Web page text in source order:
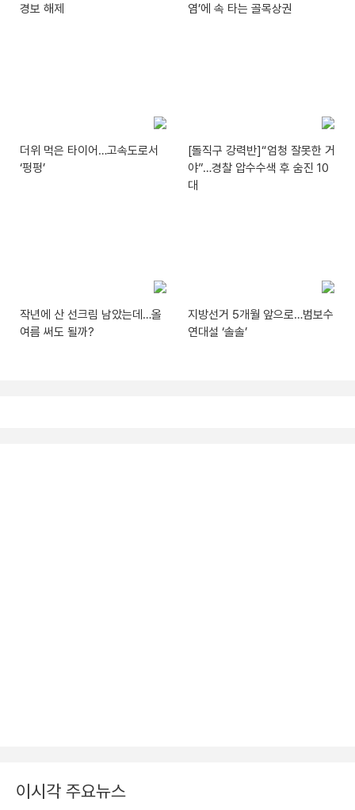
경보 해제
염’에 속 타는 골목상권
더위 먹은 타이어…고속도로서
‘펑펑’
[돌직구 강력반]“엄청 잘못한 거
야”…경찰 압수수색 후 숨진 10
대
작년에 산 선크림 남았는데…올
여름 써도 될까?
지방선거 5개월 앞으로…범보수
연대설 ‘솔솔’
이시각 주요뉴스